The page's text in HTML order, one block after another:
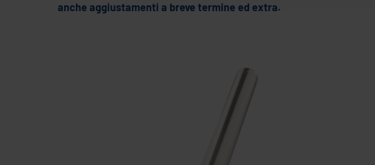
anche aggiustamenti a breve termine ed extra.